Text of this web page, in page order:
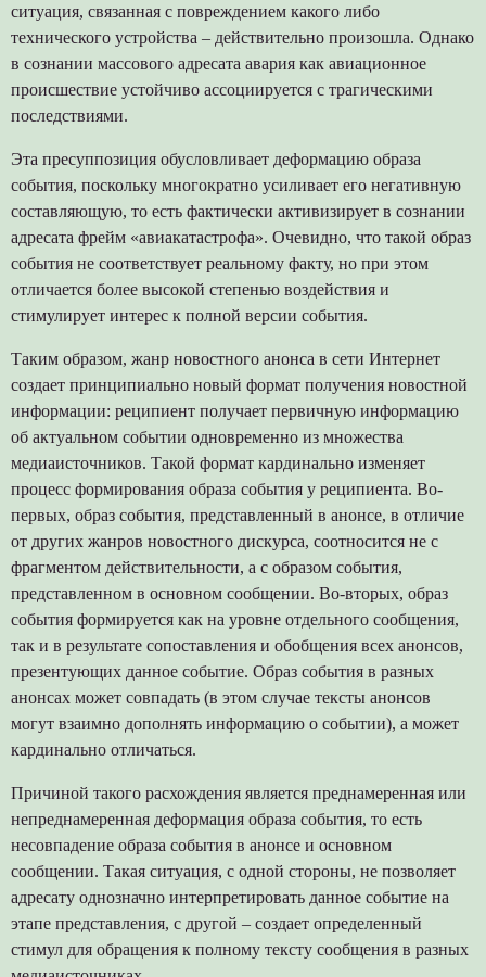
ситуация, связанная с повреждением какого либо
технического устройства – действительно произошла. Однако
в сознании массового адресата авария как авиационное
происшествие устойчиво ассоциируется с трагическими
последствиями.
Эта пресуппозиция обусловливает деформацию образа
события, поскольку многократно усиливает его негативную
составляющую, то есть фактически активизирует в сознании
адресата фрейм «авиакатастрофа». Очевидно, что такой образ
события не соответствует реальному факту, но при этом
отличается более высокой степенью воздействия и
стимулирует интерес к полной версии события.
Таким образом, жанр новостного анонса в сети Интернет
создает принципиально новый формат получения новостной
информации: реципиент получает первичную информацию
об актуальном событии одновременно из множества
медиаисточников. Такой формат кардинально изменяет
процесс формирования образа события у реципиента. Во-
первых, образ события, представленный в анонсе, в отличие
от других жанров новостного дискурса, соотносится не с
фрагментом действительности, а с образом события,
представленном в основном сообщении. Во-вторых, образ
события формируется как на уровне отдельного сообщения,
так и в результате сопоставления и обобщения всех анонсов,
презентующих данное событие. Образ события в разных
анонсах может совпадать (в этом случае тексты анонсов
могут взаимно дополнять информацию о событии), а может
кардинально отличаться.
Причиной такого расхождения является преднамеренная или
непреднамеренная деформация образа события, то есть
несовпадение образа события в анонсе и основном
сообщении. Такая ситуация, с одной стороны, не позволяет
адресату однозначно интерпретировать данное событие на
этапе представления, с другой – создает определенный
стимул для обращения к полному тексту сообщения в разных